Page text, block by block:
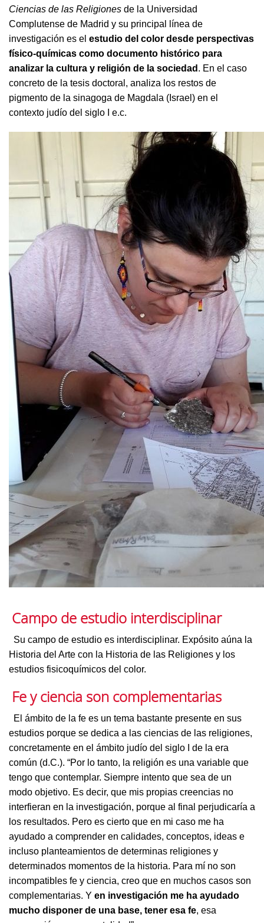
Ciencias de las Religiones de la Universidad
Complutense de Madrid y su principal línea de
investigación es el estudio del color desde perspectivas
físico-químicas como documento histórico para
analizar la cultura y religión de la sociedad . En el caso
concreto de la tesis doctoral, analiza los restos de
pigmento de la sinagoga de Magdala (Israel) en el
contexto judío del siglo I e.c.
Campo de estudio interdisciplinar
Su campo de estudio es interdisciplinar. Expósito aúna la
Historia del Arte con la Historia de las Religiones y los
estudios fisicoquímicos del color.
Fe y ciencia son complementarias
El ámbito de la fe es un tema bastante presente en sus
estudios porque se dedica a las ciencias de las religiones,
concretamente en el ámbito judío del siglo I de la era
común (d.C.). “Por lo tanto, la religión es una variable que
tengo que contemplar. Siempre intento que sea de un
modo objetivo. Es decir, que mis propias creencias no
interfieran en la investigación, porque al final perjudicaría a
los resultados. Pero es cierto que en mi caso me ha
ayudado a comprender en calidades, conceptos, ideas e
incluso planteamientos de determinas religiones y
determinados momentos de la historia. Para mí no son
incompatibles fe y ciencia, creo que en muchos casos son
complementarias. Y en investigación me ha ayudado
mucho disponer de una base, tener esa fe, esa